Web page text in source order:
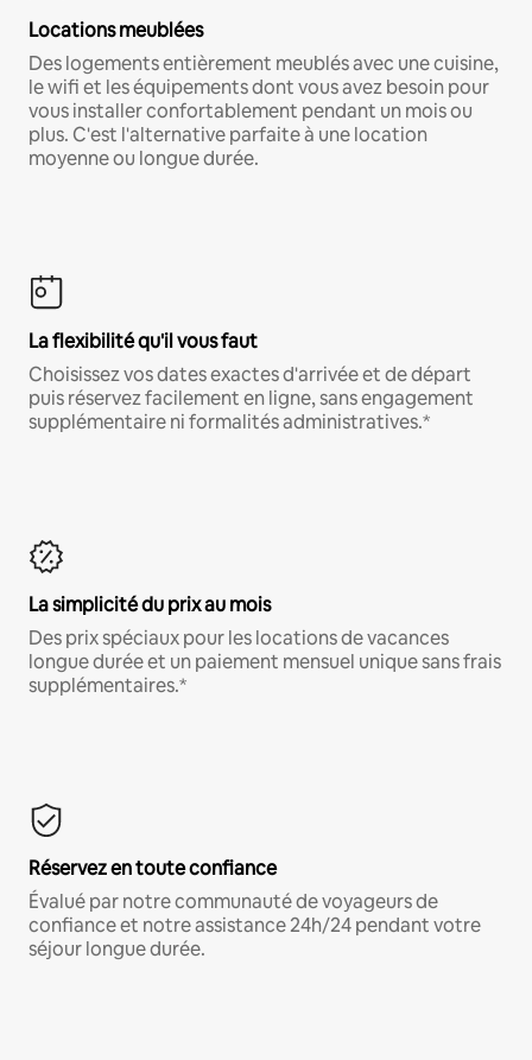
Locations meublées
Des logements entièrement meublés avec une cuisine,
le wifi et les équipements dont vous avez besoin pour
vous installer confortablement pendant un mois ou
plus. C'est l'alternative parfaite à une location
moyenne ou longue durée.
La flexibilité qu'il vous faut
Choisissez vos dates exactes d'arrivée et de départ
puis réservez facilement en ligne, sans engagement
supplémentaire ni formalités administratives.*
La simplicité du prix au mois
Des prix spéciaux pour les locations de vacances
longue durée et un paiement mensuel unique sans frais
supplémentaires.*
Réservez en toute confiance
Évalué par notre communauté de voyageurs de
confiance et notre assistance 24h/24 pendant votre
séjour longue durée.